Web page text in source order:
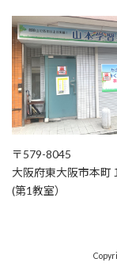
〒579-8045
大阪府東大阪市本町
(第1教室）